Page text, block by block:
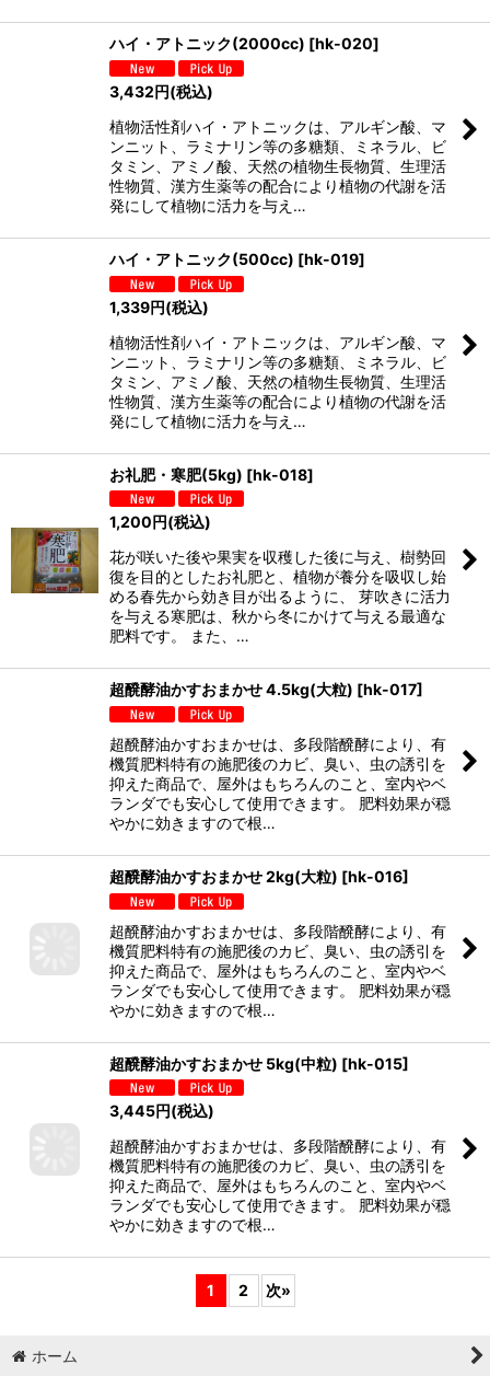
ハイ・アトニック(2000cc) [hk-020]
3,432円(税込)
植物活性剤ハイ・アトニックは、アルギン酸、マ
ンニット、ラミナリン等の多糖類、ミネラル、ビ
タミン、アミノ酸、天然の植物生長物質、生理活
性物質、漢方生薬等の配合により植物の代謝を活
発にして植物に活力を与え…
ハイ・アトニック(500cc) [hk-019]
1,339円(税込)
植物活性剤ハイ・アトニックは、アルギン酸、マ
ンニット、ラミナリン等の多糖類、ミネラル、ビ
タミン、アミノ酸、天然の植物生長物質、生理活
性物質、漢方生薬等の配合により植物の代謝を活
発にして植物に活力を与え…
お礼肥・寒肥(5kg) [hk-018]
1,200円(税込)
花が咲いた後や果実を収穫した後に与え、樹勢回
復を目的としたお礼肥と、植物が養分を吸収し始
める春先から効き目が出るように、 芽吹きに活力
を与える寒肥は、秋から冬にかけて与える最適な
肥料です。 また、…
超醗酵油かすおまかせ 4.5kg(大粒) [hk-017]
超醗酵油かすおまかせは、多段階醗酵により、有
機質肥料特有の施肥後のカビ、臭い、虫の誘引を
抑えた商品で、屋外はもちろんのこと、室内やベ
ランダでも安心して使用できます。 肥料効果が穏
やかに効きますので根…
超醗酵油かすおまかせ 2kg(大粒) [hk-016]
超醗酵油かすおまかせは、多段階醗酵により、有
機質肥料特有の施肥後のカビ、臭い、虫の誘引を
抑えた商品で、屋外はもちろんのこと、室内やベ
ランダでも安心して使用できます。 肥料効果が穏
やかに効きますので根…
超醗酵油かすおまかせ 5kg(中粒) [hk-015]
3,445円(税込)
超醗酵油かすおまかせは、多段階醗酵により、有
機質肥料特有の施肥後のカビ、臭い、虫の誘引を
抑えた商品で、屋外はもちろんのこと、室内やベ
ランダでも安心して使用できます。 肥料効果が穏
やかに効きますので根…
1 2 次»
ホーム